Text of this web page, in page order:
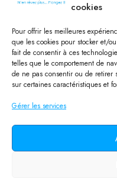
cookies
Pour offrir les meilleures
que les cookies pour stocker et/
fait de consentir à ces
telles que le comportement de
de ne pas consentir ou de retirer
sur certaines caractéristiques et
Gérer les services
Je veux recevoir toute l'actu
NOS SERVICES
Construction de piscine béton à
Piscine coque à Narbonne
Acheter SPA à Narbonne
Pisciniste Narbonne
Mini piscine
Location machine avec chauffeur
Atout